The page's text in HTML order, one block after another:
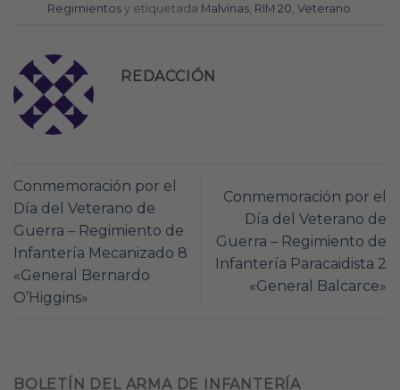
Regimientosy etiquetada Malvinas, RIM 20 Veterano
REDACCIÓN
Conmemoración por el
Día del Veterano de
Guerra – Regimiento de
Infantería Mecanizado 8
«General Bernardo
O’Higgins»
Conmemoración por el
Día del Veterano de
Guerra – Regimiento de
Infantería Paracaidista 2
«General Balcarce»
BOLETÍN DEL ARMA DE INFANTERÍA